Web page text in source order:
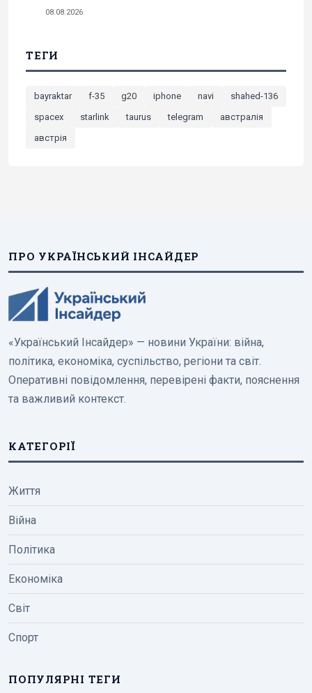
08.08.2026
ТЕГИ
bayraktar f-35 g20 iphone navi
shahed-136
spacex
starlink taurus telegram
австралія
австрія
ПРО УКРАЇНСЬКИЙ ІНСАЙДЕР
«Український Інсайдер» — новини України: війна,
політика, економіка, суспільство, регіони та світ.
Оперативні повідомлення, перевірені факти, пояснення
та важливий контекст.
КАТЕГОРІЇ
Життя
Війна
Політика
Економіка
Світ
Спорт
ПОПУЛЯРНІ ТЕГИ